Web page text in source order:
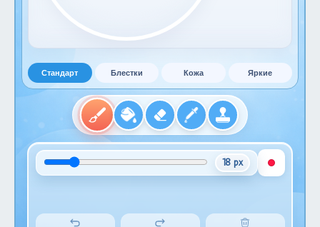
Стандарт Блестки Кожа Яркие
18 px